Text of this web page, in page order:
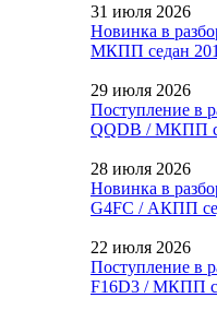
31 июля 2026
Новинка в
МКПП седан
29 июля 2026
Поступление в
QQDB / МКПП
28 июля 2026
Новинка в
G4FC / АКПП
22 июля 2026
Поступление в
F16D3 / МКПП